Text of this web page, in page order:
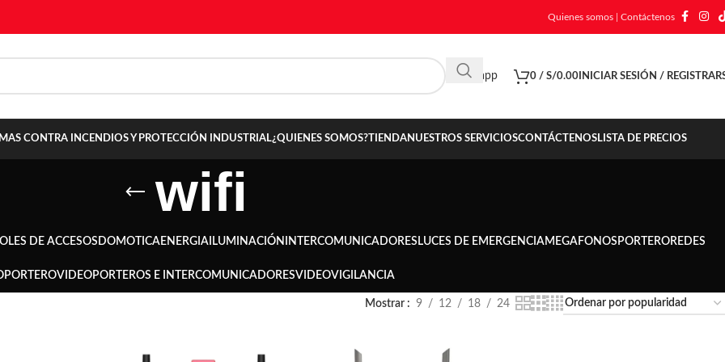
Quienes somos Contáctenos
Whatsapp 0 / S/0.00 INICIAR SESIÓN /
CONTRA INCENDIOS Y PROTECCIÓN INDUSTRIAL¿QUIENES SOMOS?TIENDANUESTROS SERVICIOSCONTÁCTENOSLISTA DE PRECIOS
wifi
DE ACCESOS DOMOTICA ENERGIA ILUMINACIÓN INTERCOMUNICADORES LUCES DE EMERGENCIA MEGAFONOS PORTEROREDES
VIDEOPORTEROS E INTERCOMUNICADORESVIDEOVIGILANCIA
Mostrar 9 12 18 24